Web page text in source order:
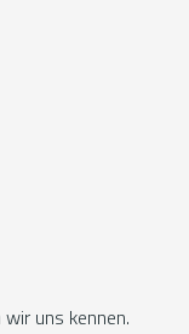
uns kennen.